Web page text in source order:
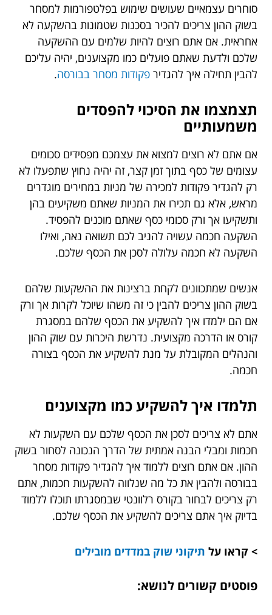
סוחרים עצמאיים שעושים שימוש בפלטפורמות למסחר
בשוק ההון צריכים להכיר בסכנות שטמונות בהשקעה לא
אחראית. אם אתם רוצים להיות שלמים עם ההשקעה
שלכם ולדעת שאתם פועלים כמו מקצוענים, יהיה עליכם
להבין תחילה איך להגדיר פקודות מסחר בבורסה.
תצמצמו את הסיכוי להפסדים
משמעותיים
אם אתם לא רוצים למצוא את עצמכם מפסידים סכומים
עצומים של כסף בתוך זמן קצר, זה יהיה נחוץ שתפעלו לא
רק להגדיר פקודות למכירה של מניות במחירים מוגדרים
מראש, אלא גם תכירו את המניות שאתם משקיעים בהן
ותשקיעו אך ורק סכומי כסף שאתם מוכנים להפסיד.
השקעה חכמה עשויה להניב לכם תשואה נאה, ואילו
השקעה לא חכמה עלולה לסכן את הכסף שלכם.
אנשים שמתכוונים לקחת ברצינות את ההשקעות שלהם
בשוק ההון צריכים להבין כי זה משהו שיוכל לקרות אך ורק
אם הם ילמדו איך להשקיע את הכסף שלהם במסגרת
קורס או הדרכה מקצועית. נדרשת היכרות עם שוק ההון
והנהלים המקובלת על מנת להשקיע את הכסף בצורה
חכמה.
תלמדו איך להשקיע כמו מקצוענים
אתם לא צריכים לסכן את הכסף שלכם עם השקעות לא
חכמות ומבלי הבנה אמתית של הדרך הנכונה לסחור בשוק
ההון. אם אתם רוצים ללמוד איך להגדיר פקודות מסחר
בבורסה ולהבין את כל מה שנלווה להשקעות חכמות, אתם
רק צריכים לבחור בקורס רלוונטי שבמסגרתו תוכלו ללמוד
בדיוק איך אתם צריכים להשקיע את הכסף שלכם.
> קראו על תיקוני שוק במדדים מובילים
פוסטים קשורים לנושא: